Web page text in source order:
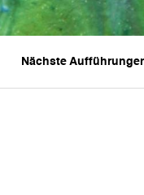
Nächste